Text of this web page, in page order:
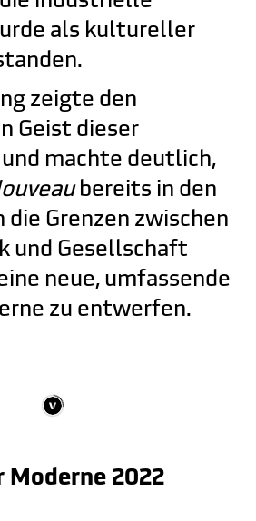
als kultureller
zeigte den
Geist dieser
machte deutlich,
bereits in den
die Grenzen zwischen
und Gesellschaft
neue, umfassende
zu entwerfen.
Moderne 2022